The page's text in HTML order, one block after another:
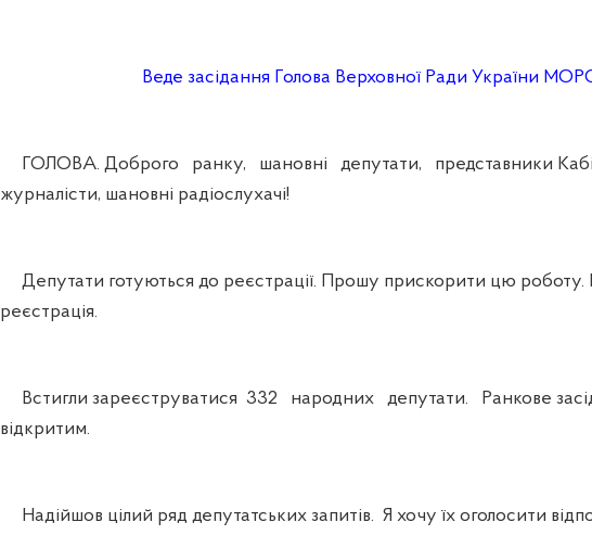
Веде засідання Голова Верховної Ради України
ГОЛОВА. Доброго ранку, шановні депутати, представники
журналісти, шановні радіослухачі!
Депутати готуються до реєстрації. Прошу прискорити цю роботу.
реєстрація.
Встигли зареєструватися 332 народних депутати. Ранкове
відкритим.
Надійшов цілий ряд депутатських запитів. Я хочу їх оголосити